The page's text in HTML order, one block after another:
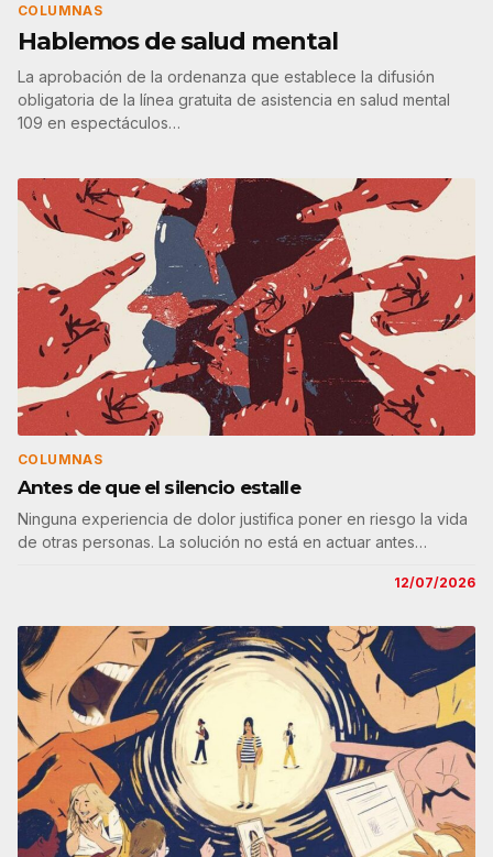
COLUMNAS
Hablemos de salud mental
La aprobación de la ordenanza que establece la difusión
obligatoria de la línea gratuita de asistencia en salud mental
109 en espectáculos…
COLUMNAS
Antes de que el silencio estalle
Ninguna experiencia de dolor justifica poner en riesgo la vida
de otras personas. La solución no está en actuar antes…
12/07/2026